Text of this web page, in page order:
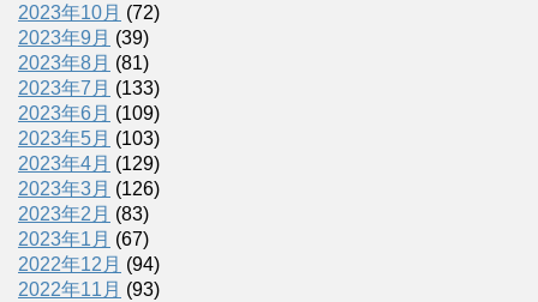
2023年10月 (72)
2023年9月 (39)
2023年8月 (81)
2023年7月 (133)
2023年6月 (109)
2023年5月 (103)
2023年4月 (129)
2023年3月 (126)
2023年2月 (83)
2023年1月 (67)
2022年12月 (94)
2022年11月 (93)